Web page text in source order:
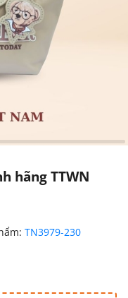
hãng TTWN
TN3979-230